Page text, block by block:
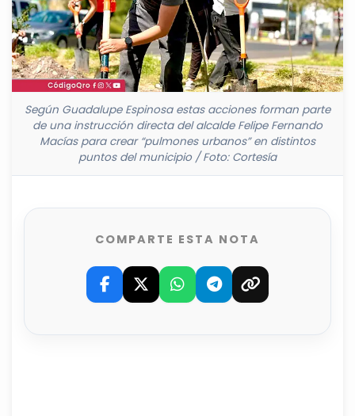
Según Guadalupe Espinosa estas acciones forman parte
de una instrucción directa del alcalde Felipe Fernando
Macías para crear “pulmones urbanos” en distintos
puntos del municipio / Foto: Cortesía
COMPARTE ESTA NOTA